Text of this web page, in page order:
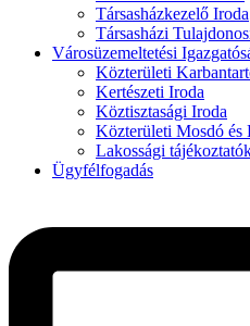
Társasházkezelő Iroda
Társasházi
Városüzemeltetési
Közterületi
Kertészeti Iroda
Köztisztasági Iroda
Közterületi Mosdó és
Lakossági
Ügyfélfogadás